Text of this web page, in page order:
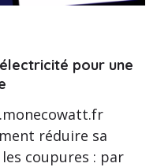
pour une
réduire sa
coupures : par